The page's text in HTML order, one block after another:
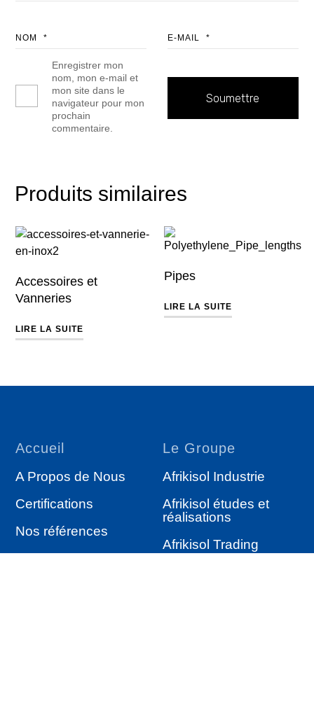
NOM * E-MAIL *
Enregistrer mon
nom, mon e-mail et
mon site dans le
navigateur pour mon
prochain
commentaire.
Produits similaires
Accessoires et
Vanneries
LIRE LA SUITE
Pipes
LIRE LA SUITE
Accueil
A Propos de Nous
Certifications
Nos références
Le Groupe
Afrikisol Industrie
Afrikisol études et
réalisations
Afrikisol Trading